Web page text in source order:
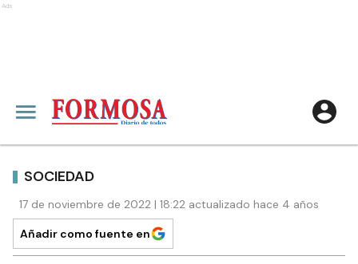
Ads
SOCIEDAD
17 de noviembre de 2022 | 18:22 actualizado hace 4 años
Añadir como fuente en